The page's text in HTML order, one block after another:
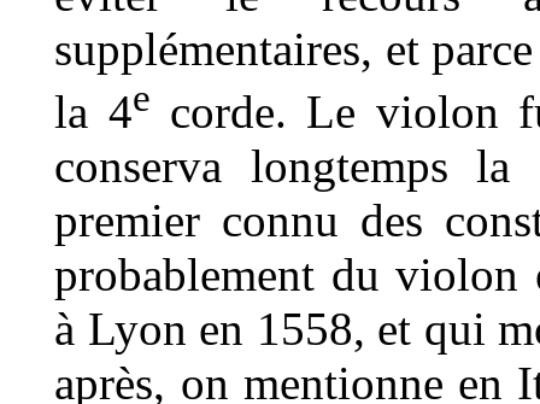
supplémentaires, et
la 4e corde. Le violon
conserva longtemps
premier connu des
probablement du
à Lyon en 1558, et qui
après, on mentionne en